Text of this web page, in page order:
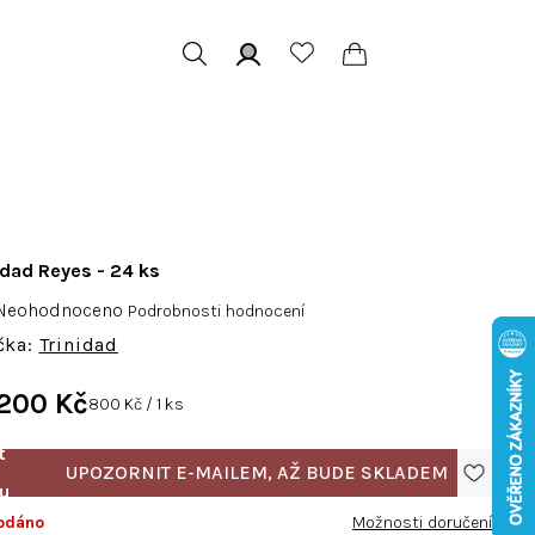
Trinidad
Reyes - 24 ks
Podrobnosti hodnocení
KčMěrná
800 Kč / 1 ks
Možnosti doručení